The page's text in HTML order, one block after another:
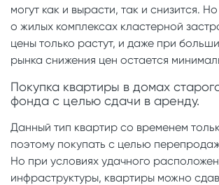
могут как и вырасти, так и снизится.
о жилых комплексах кластерной
цены только растут, и даже при
рынка снижения цен остается
Покупка квартиры в домах
фонда с целью сдачи в аренду.
Данный тип квартир со временем
поэтому покупать с целью
Но при условиях удачного
инфраструктуры, квартиры можно